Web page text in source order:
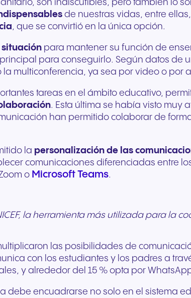
fluida para
experiencias y
huéspedes.
Comunicación
unos servicios
ciudadanía.
son indiscutibles, pero también lo
de nuestras vidas, entre
, que se convirtió en la única opción.
para mantener su función de
para conseguirlo. Según datos de
multiconferencia, ya sea por video o por
tareas en el ámbito educativo,
. Esta última se había visto
han permitido colaborar de
la personalización de las
comunicaciones diferenciadas entre
o Microsoft Teams.
la herramienta más utilizada para la
las posibilidades de
con los estudiantes y los padres a
y alrededor del 15 % opta por
debe encuadrarse no solo en el sistema